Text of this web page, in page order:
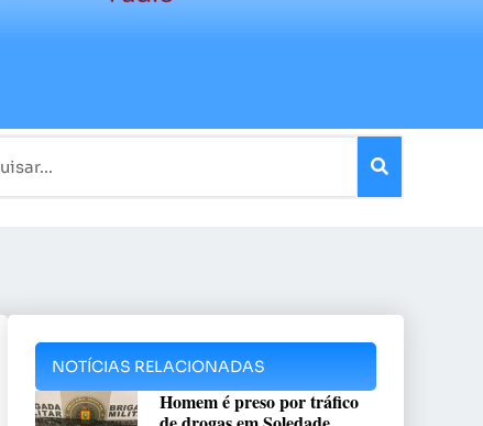
NOTÍCIAS RELACIONADAS
Homem é preso por tráfico